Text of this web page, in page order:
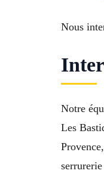
Nous
Notre
Les